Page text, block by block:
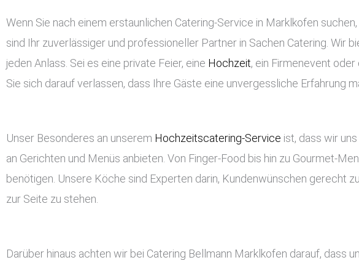
Wenn Sie nach einem erstaunlichen Catering-Service in Marklkofen
sind Ihr zuverlässiger und professioneller Partner in Sachen Catering. Wir
jeden Anlass. Sei es eine private Feier, eine Hochzeit, ein Firmenevent
Sie sich darauf verlassen, dass Ihre Gäste eine unvergessliche Erfahrung
Unser Besonderes an unserem Hochzeitscatering-Service ist, dass wir
an Gerichten und Menüs anbieten. Von Finger-Food bis hin zu Gourmet-
benötigen. Unsere Köche sind Experten darin, Kundenwünschen gerecht
zur Seite zu stehen.
Darüber hinaus achten wir bei Catering Bellmann Marklkofen darauf,